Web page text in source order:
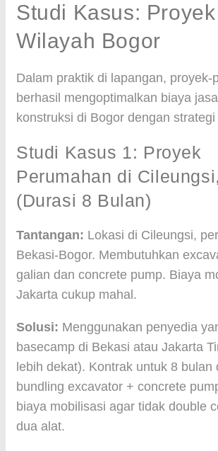
Studi Kasus:
Wilayah Bogor
Dalam praktik di lapangan, proyek-
berhasil mengoptimalkan biaya
konstruksi di Bogor dengan
Studi Kasus 1: Proyek
Perumahan di
(Durasi 8 Bulan)
Tantangan: Lokasi di Cileungsi,
Bekasi-Bogor. Membutuhkan
galian dan concrete pump. Biaya
Jakarta cukup mahal.
Solusi: Menggunakan penyedia
basecamp di Bekasi atau Jakarta
lebih dekat). Kontrak untuk 8 bulan
bundling excavator + concrete
biaya mobilisasi agar tidak double
dua alat.